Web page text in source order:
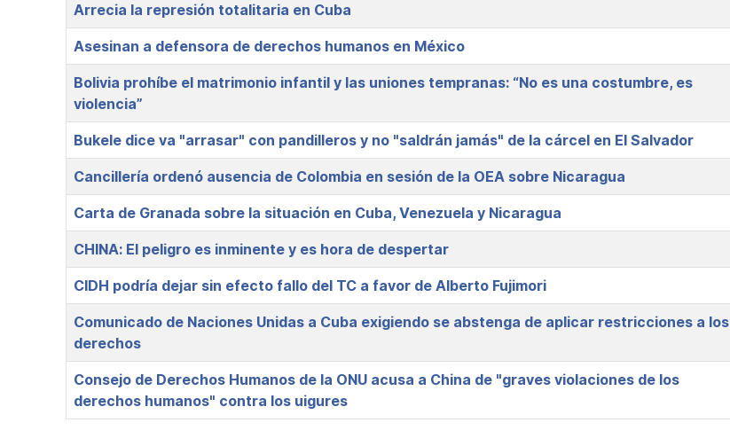
Arrecia la represión totalitaria en Cuba
Asesinan a defensora de derechos humanos en México
Bolivia prohíbe el matrimonio infantil y las uniones tempranas: “No es una costumbre, es
violencia”
Bukele dice va "arrasar" con pandilleros y no "saldrán jamás" de la cárcel en El Salvador
Cancillería ordenó ausencia de Colombia en sesión de la OEA sobre Nicaragua
Carta de Granada sobre la situación en Cuba, Venezuela y Nicaragua
CHINA: El peligro es inminente y es hora de despertar
CIDH podría dejar sin efecto fallo del TC a favor de Alberto Fujimori
Comunicado de Naciones Unidas a Cuba exigiendo se abstenga de aplicar restricciones a los
derechos
Consejo de Derechos Humanos de la ONU acusa a China de "graves violaciones de los
derechos humanos" contra los uigures